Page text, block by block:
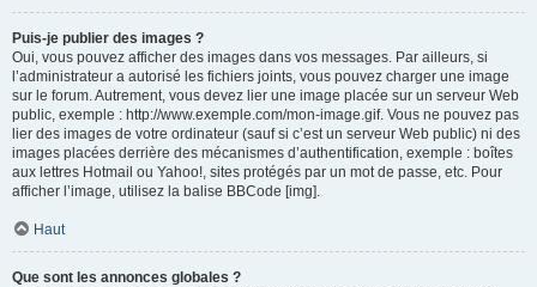
Puis-je publier des images ?
Oui, vous pouvez afficher des images dans vos messages. Par ailleurs, si
l’administrateur a autorisé les fichiers joints, vous pouvez charger une image
sur le forum. Autrement, vous devez lier une image placée sur un serveur Web
public, exemple : http://www.exemple.com/mon-image.gif. Vous ne pouvez pas
lier des images de votre ordinateur (sauf si c’est un serveur Web public) ni des
images placées derrière des mécanismes d’authentification, exemple : boîtes
aux lettres Hotmail ou Yahoo!, sites protégés par un mot de passe, etc. Pour
afficher l’image, utilisez la balise BBCode [img].
Haut
Que sont les annonces globales ?